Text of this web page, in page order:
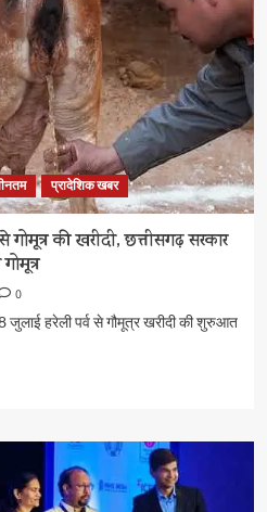
प्रादेशिक खबर
गोमूत्र की खरीदी, छत्तीसगढ़ सरकार
0
जुलाई हरेली पर्व से गौमूत्र खरीदी की शुरुआत